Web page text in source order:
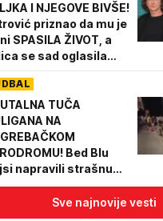
I NJEGOVE BIVŠE!
priznao da mu je
SPASILA ŽIVOT, a
se sad oglasila
TUČA
NA
Bed Blu
napravili strašnu
navijači padali
automobilima! (VIDEO)
Sve najnovije vesti